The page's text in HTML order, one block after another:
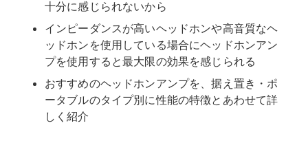
十分に感じられないから
インピーダンスが高いヘッドホンや高音質なヘ
ッドホンを使用している場合にヘッドホンアン
プを使用すると最大限の効果を感じられる
おすすめのヘッドホンアンプを、据え置き・ポ
ータブルのタイプ別に性能の特徴とあわせて詳
しく紹介